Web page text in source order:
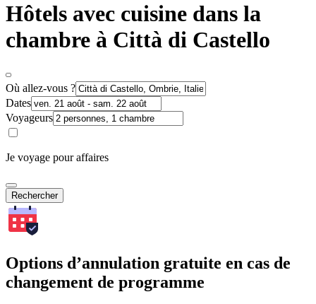
Hôtels avec cuisine dans la
chambre à Città di Castello
Où allez-vous ?
Dates
Voyageurs
Je voyage pour affaires
Rechercher
Options d’annulation gratuite en cas de
changement de programme